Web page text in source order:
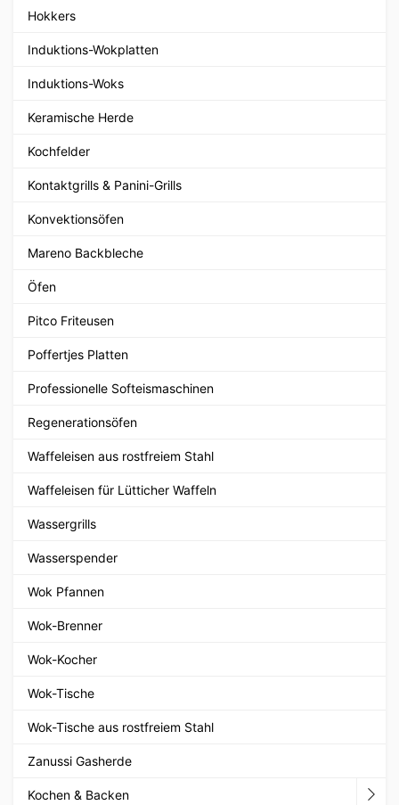
Hokkers
Induktions-Wokplatten
Induktions-Woks
Keramische Herde
Kochfelder
Kontaktgrills & Panini-Grills
Konvektionsöfen
Mareno Backbleche
Öfen
Pitco Friteusen
Poffertjes Platten
Professionelle Softeismaschinen
Regenerationsöfen
Waffeleisen aus rostfreiem Stahl
Waffeleisen für Lütticher Waffeln
Wassergrills
Wasserspender
Wok Pfannen
Wok-Brenner
Wok-Kocher
Wok-Tische
Wok-Tische aus rostfreiem Stahl
Zanussi Gasherde
Kochen & Backen